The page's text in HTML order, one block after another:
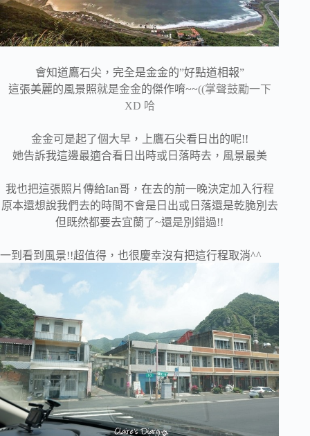
會知道鷹石尖，完全是金金的”好點道相報”
這張美麗的風景照就是金金的傑作唷~~((掌聲鼓勵一下
XD 哈
金金可是起了個大早，上鷹石尖看日出的呢!!
她告訴我這邊最適合看日出時或日落時去，風景最美
我也把這張照片傳給Ian哥，在去的前一晚決定加入行程
原本還想說我們去的時間不會是日出或日落還是乾脆別去
但既然都要去宜蘭了~還是別錯過!!
一到看到風景!!超值得，也很慶幸沒有把這行程取消^^